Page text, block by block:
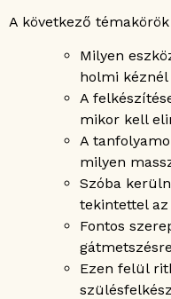
A következő
Milyen
holmi kéznél
A
mikor kell
A
milyen
Szóba
tekintettel
Fontos
Ezen felül